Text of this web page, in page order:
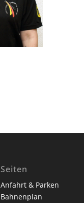
Seiten
Anfahrt & Parken
Bahnenplan